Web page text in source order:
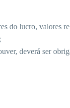
do lucro, valores
deverá ser